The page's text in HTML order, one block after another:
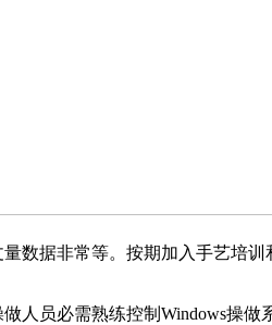
数据非常等。按期加入手艺培
员必需熟练控制Windows操做